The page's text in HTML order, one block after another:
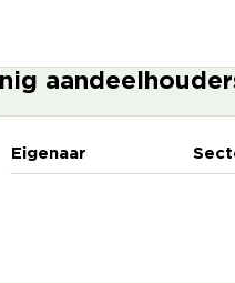
Eigenaar